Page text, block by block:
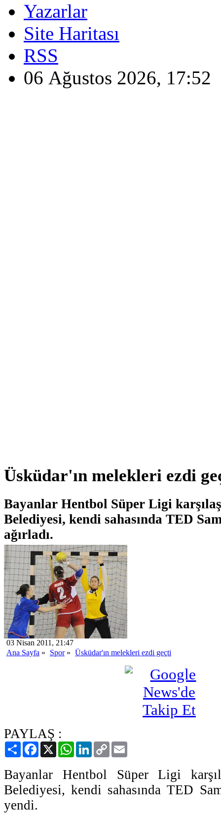
Yazarlar
Site Haritası
RSS
06 Ağustos 2026, 17:52
Üsküdar'ın melekleri ezdi
Bayanlar Hentbol Süper Ligi
Belediyesi, kendi sahasında TED
ağırladı.
03 Nisan 2011, 21:47
Ana Sayfa » Spor» Üsküdar'ın melekleri ezdi geçti
PAYLAŞ :
PaylaşFacebook
X WhatsAppLinkedIn
Copy
Link
Bayanlar Hentbol Süper Ligi
Belediyesi, kendi sahasında TED
yendi.